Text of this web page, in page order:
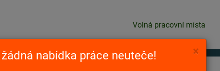
Volná pracovní místa
×
nabídka práce neuteče!